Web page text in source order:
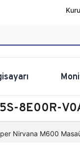
8E00R-
Nirvana M600